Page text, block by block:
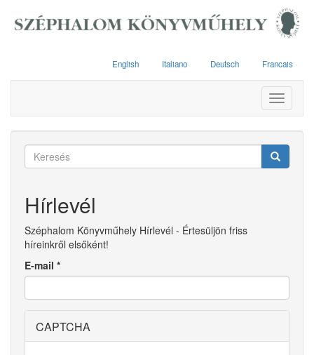
English Italiano Deutsch Francais
Toggle
Keresés
Hírlevél
Széphalom Könyvműhely Hírlevél - Értesüljön friss
híreinkről elsőként!
E-mail *
CAPTCHA